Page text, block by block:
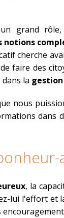
grand
cherche
faire des
la
nous
dans
, la
lui l'effort et